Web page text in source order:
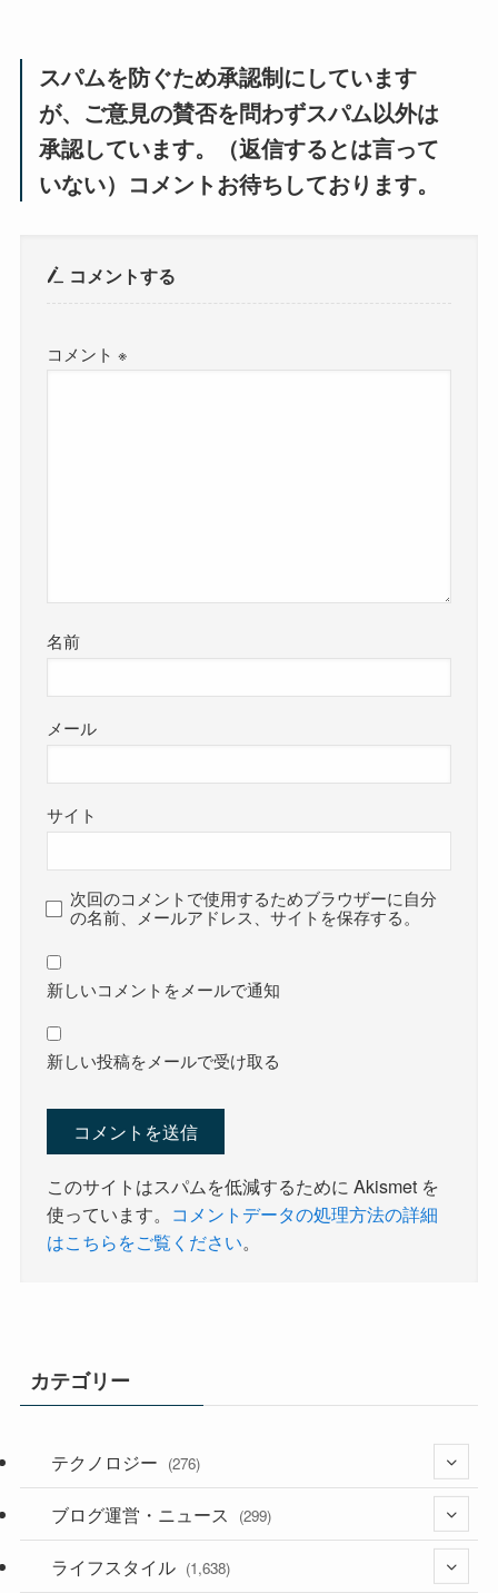
スパムを防ぐため承認制にしています
が、ご意見の賛否を問わずスパム以外は
承認しています。（返信するとは言って
いない）コメントお待ちしております。
コメントする
コメント※
名前
メール
サイト
次回のコメントで使用するためブラウザーに自分
の名前、メールアドレス、サイトを保存する。
新しいコメントをメールで通知
新しい投稿をメールで受け取る
このサイトはスパムを低減するために Akismet を
使っています。 コメントデータの処理方法の詳細
はこちらをご覧ください。
カテゴリー
テクノロジー (276)
(36)
(187)
ブログ運営・ニュース (299)
(118)
ライフスタイル (1,638)